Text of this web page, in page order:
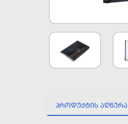
ᲞᲠᲝᲓᲣᲥᲢᲘᲡ ᲐᲦᲬᲔᲠᲐ